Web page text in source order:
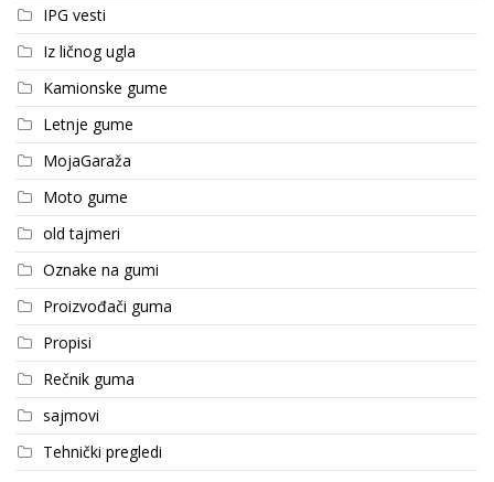
IPG vesti
Iz ličnog ugla
Kamionske gume
Letnje gume
MojaGaraža
Moto gume
old tajmeri
Oznake na gumi
Proizvođači guma
Propisi
Rečnik guma
sajmovi
Tehnički pregledi